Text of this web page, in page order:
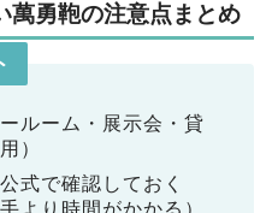
萬勇鞄の注意点まとめ
ルーム・展示会・貸
）
式で確認しておく